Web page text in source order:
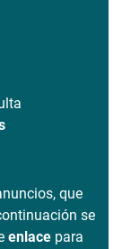
que
se
enlacepara